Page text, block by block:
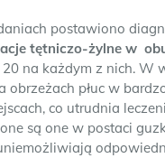
postawiono
tętniczo-żylne w
20 na każdym z nich. W
obrzeżach płuc w
co utrudnia
są one w postaci